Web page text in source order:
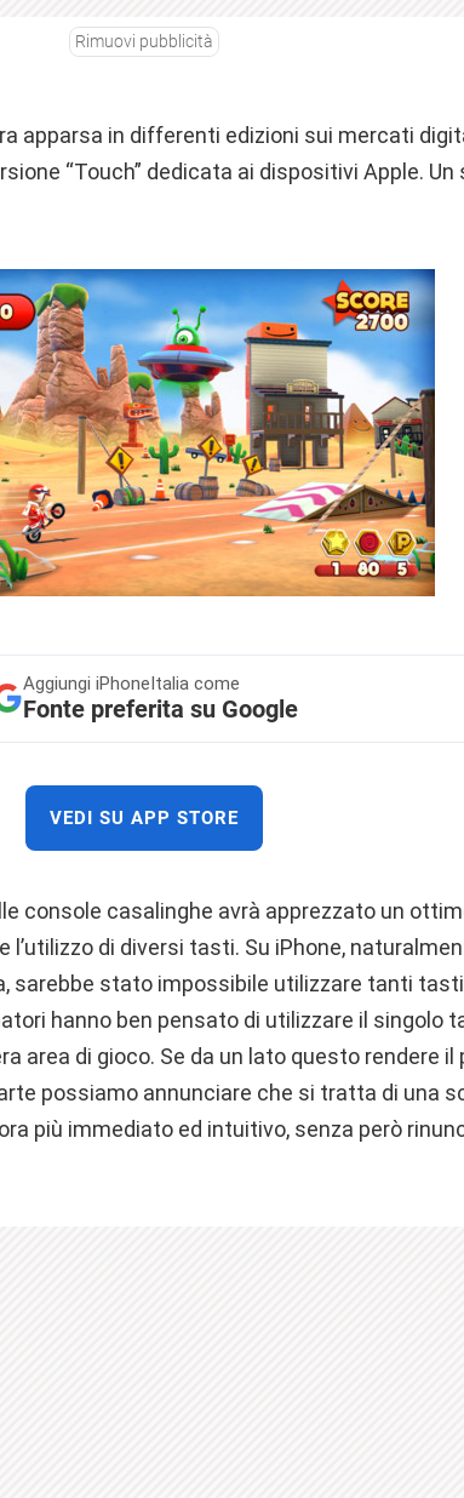
Rimuovi pubblicità
apparsa in differenti edizioni sui mercati
“Touch” dedicata ai dispositivi Apple.
Aggiungi iPhoneItalia come
Fonte preferita su Google
VEDI SU APP STORE
console casalinghe avrà apprezzato un
l’utilizzo di diversi tasti. Su iPhone,
sarebbe stato impossibile utilizzare tanti
hanno ben pensato di utilizzare il singolo
area di gioco. Se da un lato questo rendere il
possiamo annunciare che si tratta di una
più immediato ed intuitivo, senza però